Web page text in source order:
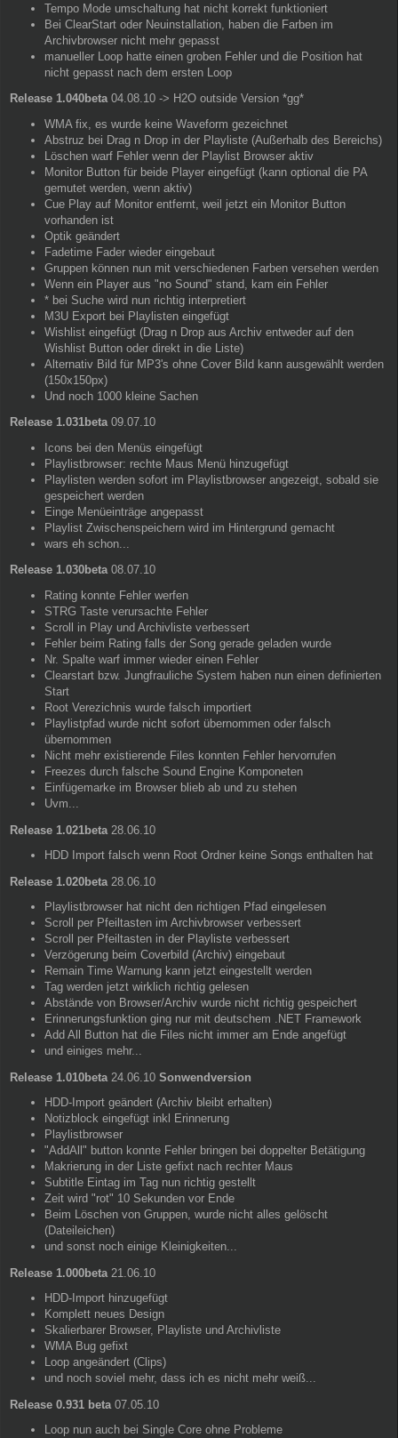
Tempo Mode umschaltung hat nicht korrekt funktioniert
Bei ClearStart oder Neuinstallation, haben die Farben im
Archivbrowser nicht mehr gepasst
manueller Loop hatte einen groben Fehler und die Position hat
nicht gepasst nach dem ersten Loop
Release 1.040beta04.08.10 -> H2O outside Version *gg*
WMA fix, es wurde keine Waveform gezeichnet
Abstruz bei Drag n Drop in der Playliste (Außerhalb des Bereichs)
Löschen warf Fehler wenn der Playlist Browser aktiv
Monitor Button für beide Player eingefügt (kann optional die PA
gemutet werden, wenn aktiv)
Cue Play auf Monitor entfernt, weil jetzt ein Monitor Button
vorhanden ist
Optik geändert
Fadetime Fader wieder eingebaut
Gruppen können nun mit verschiedenen Farben versehen werden
Wenn ein Player aus "no Sound" stand, kam ein Fehler
* bei Suche wird nun richtig interpretiert
M3U Export bei Playlisten eingefügt
Wishlist eingefügt (Drag n Drop aus Archiv entweder auf den
Wishlist Button oder direkt in die Liste)
Alternativ Bild für MP3's ohne Cover Bild kann ausgewählt werden
(150x150px)
Und noch 1000 kleine Sachen
Release 1.031beta09.07.10
Icons bei den Menüs eingefügt
Playlistbrowser: rechte Maus Menü hinzugefügt
Playlisten werden sofort im Playlistbrowser angezeigt, sobald sie
gespeichert werden
Einge Menüeinträge angepasst
Playlist Zwischenspeichern wird im Hintergrund gemacht
wars eh schon...
Release 1.030beta08.07.10
Rating konnte Fehler werfen
STRG Taste verursachte Fehler
Scroll in Play und Archivliste verbessert
Fehler beim Rating falls der Song gerade geladen wurde
Nr. Spalte warf immer wieder einen Fehler
Clearstart bzw. Jungfrauliche System haben nun einen definierten
Start
Root Verezichnis wurde falsch importiert
Playlistpfad wurde nicht sofort übernommen oder falsch
übernommen
Nicht mehr existierende Files konnten Fehler hervorrufen
Freezes durch falsche Sound Engine Komponeten
Einfügemarke im Browser blieb ab und zu stehen
Uvm...
Release 1.021beta 28.06.10
HDD Import falsch wenn Root Ordner keine Songs enthalten hat
Release 1.020beta 28.06.10
Playlistbrowser hat nicht den richtigen Pfad eingelesen
Scroll per Pfeiltasten im Archivbrowser verbessert
Scroll per Pfeiltasten in der Playliste verbessert
Verzögerung beim Coverbild (Archiv) eingebaut
Remain Time Warnung kann jetzt eingestellt werden
Tag werden jetzt wirklich richtig gelesen
Abstände von Browser/Archiv wurde nicht richtig gespeichert
Erinnerungsfunktion ging nur mit deutschem .NET Framework
Add All Button hat die Files nicht immer am Ende angefügt
und einiges mehr...
Release 1.010beta 24.06.10 Sonwendversion
HDD-Import geändert (Archiv bleibt erhalten)
Notizblock eingefügt inkl Erinnerung
Playlistbrowser
"AddAll" button konnte Fehler bringen bei doppelter Betätigung
Makrierung in der Liste gefixt nach rechter Maus
Subtitle Eintag im Tag nun richtig gestellt
Zeit wird "rot" 10 Sekunden vor Ende
Beim Löschen von Gruppen, wurde nicht alles gelöscht
(Dateileichen)
und sonst noch einige Kleinigkeiten...
Release 1.000beta 21.06.10
HDD-Import hinzugefügt
Komplett neues Design
Skalierbarer Browser, Playliste und Archivliste
WMA Bug gefixt
Loop angeändert (Clips)
und noch soviel mehr, dass ich es nicht mehr weiß...
Release 0.931 beta 07.05.10
Loop nun auch bei Single Core ohne Probleme